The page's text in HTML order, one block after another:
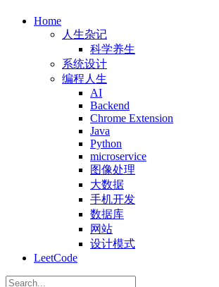
Home
人生杂记
科学养生
系统设计
编程人生
AI
Backend
Chrome Extension
Java
Python
microservice
图像处理
大数据
手机开发
数据库
网站
设计模式
LeetCode